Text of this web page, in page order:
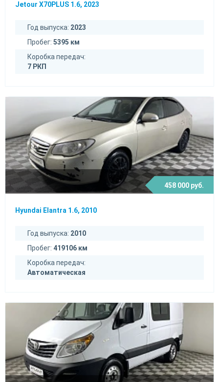
Jetour X70PLUS 1.6, 2023
Год выпуска: 2023
Пробег: 5395 км
Коробка передач:
7 РКП
458 000 руб.
Hyundai Elantra 1.6, 2010
Год выпуска: 2010
Пробег: 419106 км
Коробка передач:
Автоматическая